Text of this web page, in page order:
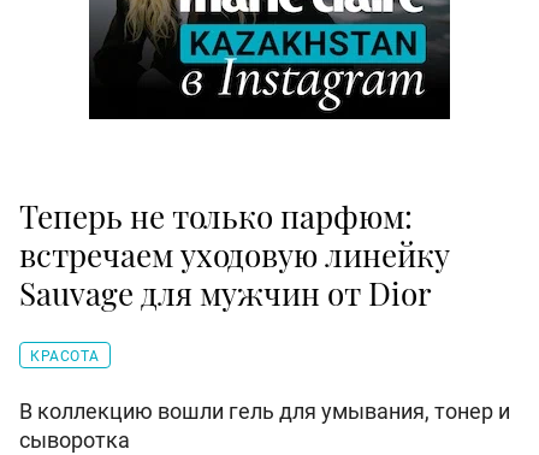
Теперь не только парфюм:
встречаем уходовую линейку
Sauvage для мужчин от Dior
КРАСОТА
В коллекцию вошли гель для умывания, тонер и
сыворотка